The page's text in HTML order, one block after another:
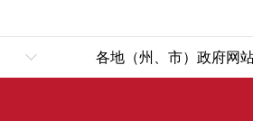
各地（州、市）政府网